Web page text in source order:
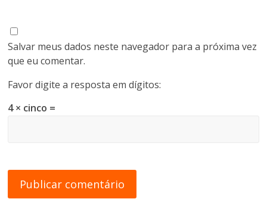
Salvar meus dados neste navegador para a próxima vez
que eu comentar.
Favor digite a resposta em dígitos:
4 × cinco =